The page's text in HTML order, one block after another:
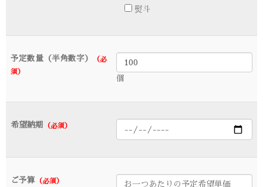
熨斗
予定数量（半角数字）
（必
須）
個
希望納期 （必須）
ご予算 （必須）